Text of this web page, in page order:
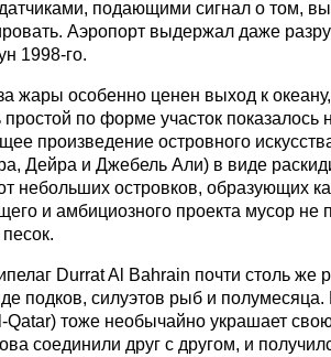
подающими сигнал о том,
Аэропорт выдержал даже
1998-го.
жары особенно ценен выход к
по форме участок показалось
произведение островного
Дейра и Джебель Али) в виде
небольших островков, образующих
и амбициозного проекта мусор не
Durrat Al Bahrain почти столь же
подков, силуэтов рыб и полумесяца.
тоже необычайно украшает
соединили друг с другом, и